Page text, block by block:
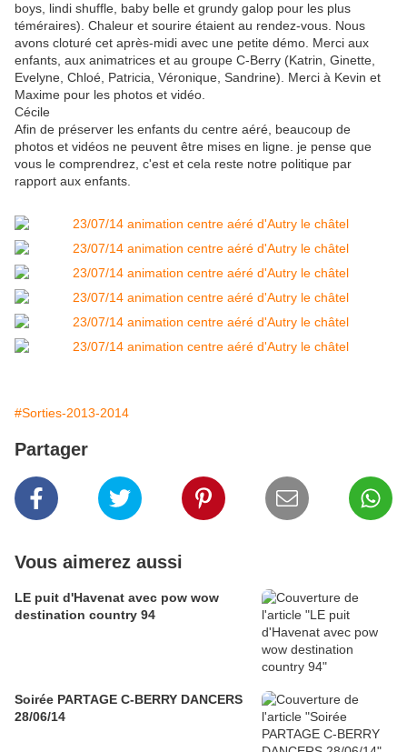
boys, lindi shuffle, baby belle et grundy galop pour les plus
téméraires). Chaleur et sourire étaient au rendez-vous. Nous
avons cloturé cet après-midi avec une petite démo. Merci aux
enfants, aux animatrices et au groupe C-Berry (Katrin, Ginette,
Evelyne, Chloé, Patricia, Véronique, Sandrine). Merci à Kevin et
Maxime pour les photos et vidéo.
Cécile
Afin de préserver les enfants du centre aéré, beaucoup de
photos et vidéos ne peuvent être mises en ligne. je pense que
vous le comprendrez, c'est et cela reste notre politique par
rapport aux enfants.
#Sorties-2013-2014
Partager
Vous aimerez aussi
LE puit d'Havenat avec pow wow
destination country 94
Soirée PARTAGE C-BERRY DANCERS
28/06/14